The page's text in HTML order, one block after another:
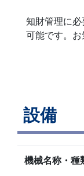
知財管理に
可能です。お
設備
機械名称・種